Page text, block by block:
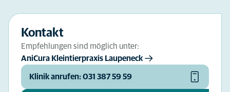
Kontakt
Empfehlungen sind möglich unter:
AniCura Kleintierpraxis Laupeneck
Klinik anrufen: 031 387 59 59